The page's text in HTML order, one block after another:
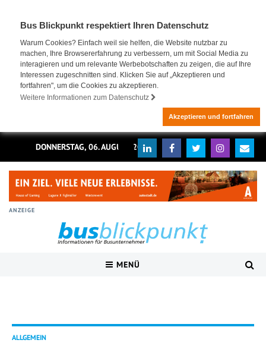
Bus Blickpunkt respektiert Ihren Datenschutz
Warum Cookies? Einfach weil sie helfen, die Website nutzbar zu
machen, Ihre Browsererfahrung zu verbessern, um mit Social Media zu
interagieren und um relevante Werbebotschaften zu zeigen, die auf Ihre
Interessen zugeschnitten sind. Klicken Sie auf „Akzeptieren und
fortfahren", um die Cookies zu akzeptieren.
Weitere Informationen zum Datenschutz
Akzeptieren und fortfahren
DONNERSTAG, 06. AUGUST 2026
ANZEIGE
MENÜ
ALLGEMEIN